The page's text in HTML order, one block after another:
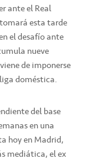
ante el Real
esta tarde
el desafío ante
nueve
de imponerse
doméstica.
del base
en una
hoy en Madrid,
mediática, el ex